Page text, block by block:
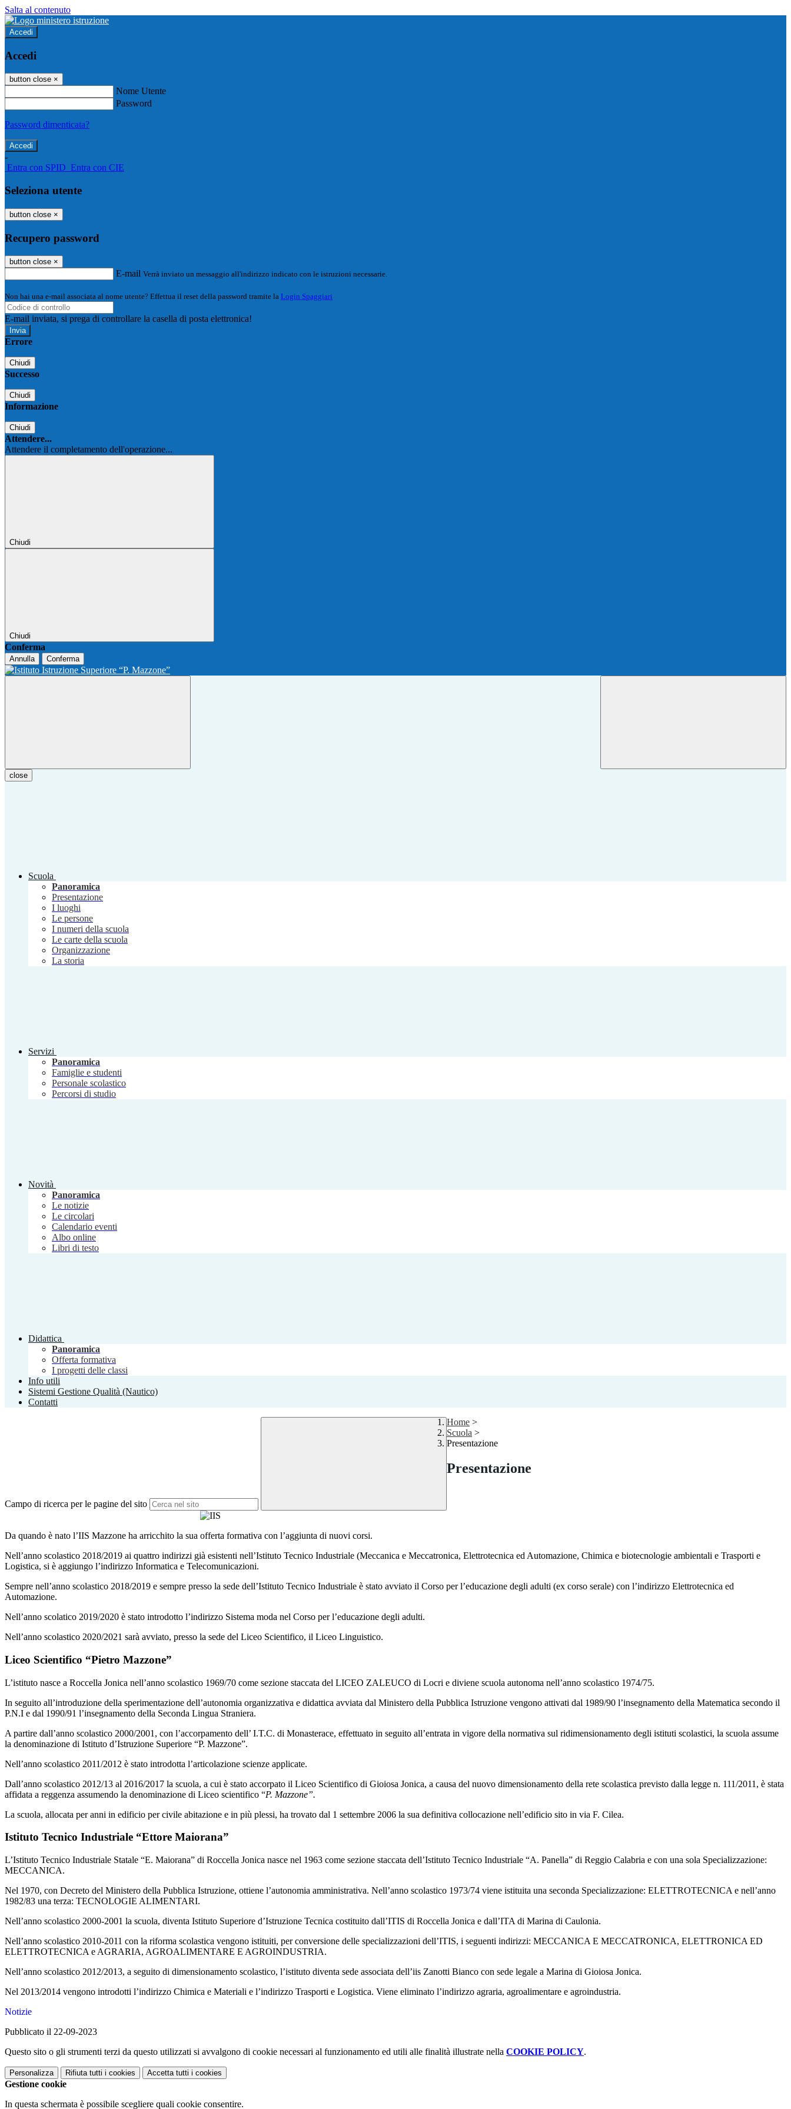
Salta al contenuto
Accedi
Accedi
button close ×
Nome Utente
Password
Password dimenticata?
-
Entra con SPID Entra con CIE
Seleziona utente
button close ×
Recupero password
button close ×
E-mail Verrà inviato un messaggio all'indirizzo indicato con le istruzioni necessarie.
Non hai una e-mail associata al nome utente? Effettua il reset della password tramite la Login Spaggiari
E-mail inviata, si prega di controllare la casella di posta elettronica!
Errore
Chiudi
Successo
Chiudi
Informazione
Chiudi
Attendere...
Attendere il completamento dell'operazione...
Chiudi
Chiudi
Conferma
Annulla Conferma
close
Scuola
Panoramica
Presentazione
I luoghi
Le persone
I numeri della scuola
Le carte della scuola
Organizzazione
La storia
Servizi
Panoramica
Famiglie e studenti
Personale scolastico
Percorsi di studio
Novità
Panoramica
Le notizie
Le circolari
Calendario eventi
Albo online
Libri di testo
Didattica
Panoramica
Offerta formativa
I progetti delle classi
Info utili
Sistemi Gestione Qualità (Nautico)
Contatti
Campo di ricerca per le pagine del sito
Home >
Scuola >
Presentazione
Presentazione
Da quando è nato l’IIS Mazzone ha arricchito la sua offerta formativa con l’aggiunta di nuovi corsi.
Nell’anno scolastico 2018/2019 ai quattro indirizzi già esistenti nell’Istituto Tecnico Industriale (Meccanica e Meccatronica, Elettrotecnica ed Automazione, Chimica e biotecnologie ambientali e Trasporti e
Logistica, si è aggiungo l’indirizzo Informatica e Telecomunicazioni.
Sempre nell’anno scolastico 2018/2019 e sempre presso la sede dell’Istituto Tecnico Industriale è stato avviato il Corso per l’educazione degli adulti (ex corso serale) con l’indirizzo Elettrotecnica ed
Automazione.
Nell’anno scolatico 2019/2020 è stato introdotto l’indirizzo Sistema moda nel Corso per l’educazione degli adulti.
Nell’anno scolastico 2020/2021 sarà avviato, presso la sede del Liceo Scientifico, il Liceo Linguistico.
Liceo Scientifico “Pietro Mazzone”
L’istituto nasce a Roccella Jonica nell’anno scolastico 1969/70 come sezione staccata del LICEO ZALEUCO di Locri e diviene scuola autonoma nell’anno scolastico 1974/75.
In seguito all’introduzione della sperimentazione dell’autonomia organizzativa e didattica avviata dal Ministero della Pubblica Istruzione vengono attivati dal 1989/90 l’insegnamento della Matematica secondo il
P.N.I e dal 1990/91 l’insegnamento della Seconda Lingua Straniera.
A partire dall’anno scolastico 2000/2001, con l’accorpamento dell’ I.T.C. di Monasterace, effettuato in seguito all’entrata in vigore della normativa sul ridimensionamento degli istituti scolastici, la scuola assume
la denominazione di Istituto d’Istruzione Superiore “P. Mazzone”.
Nell’anno scolastico 2011/2012 è stato introdotta l’articolazione scienze applicate.
Dall’anno scolastico 2012/13 al 2016/2017 la scuola, a cui è stato accorpato il Liceo Scientifico di Gioiosa Jonica, a causa del nuovo dimensionamento della rete scolastica previsto dalla legge n. 111/2011, è stata
affidata a reggenza assumendo la denominazione di Liceo scientifico “P. Mazzone”.
La scuola, allocata per anni in edificio per civile abitazione e in più plessi, ha trovato dal 1 settembre 2006 la sua definitiva collocazione nell’edificio sito in via F. Cilea.
Istituto Tecnico Industriale “Ettore Maiorana”
L’Istituto Tecnico Industriale Statale “E. Maiorana” di Roccella Jonica nasce nel 1963 come sezione staccata dell’Istituto Tecnico Industriale “A. Panella” di Reggio Calabria e con una sola Specializzazione:
MECCANICA.
Nel 1970, con Decreto del Ministero della Pubblica Istruzione, ottiene l’autonomia amministrativa. Nell’anno scolastico 1973/74 viene istituita una seconda Specializzazione: ELETTROTECNICA e nell’anno
1982/83 una terza: TECNOLOGIE ALIMENTARI.
Nell’anno scolastico 2000-2001 la scuola, diventa Istituto Superiore d’Istruzione Tecnica costituito dall’ITIS di Roccella Jonica e dall’ITA di Marina di Caulonia.
Nell’anno scolastico 2010-2011 con la riforma scolastica vengono istituiti, per conversione delle specializzazioni dell’ITIS, i seguenti indirizzi: MECCANICA E MECCATRONICA, ELETTRONICA ED
ELETTROTECNICA e AGRARIA, AGROALIMENTARE E AGROINDUSTRIA.
Nell’anno scolastico 2012/2013, a seguito di dimensionamento scolastico, l’istituto diventa sede associata dell’iis Zanotti Bianco con sede legale a Marina di Gioiosa Jonica.
Nel 2013/2014 vengono introdotti l’indirizzo Chimica e Materiali e l’indirizzo Trasporti e Logistica. Viene eliminato l’indirizzo agraria, agroalimentare e agroindustria.
Notizie
Pubblicato il 22-09-2023
Questo sito o gli strumenti terzi da questo utilizzati si avvalgono di cookie necessari al funzionamento ed utili alle finalità illustrate nella COOKIE POLICY.
Personalizza Rifiuta tutti i cookies Accetta tutti i cookies
Gestione cookie
In questa schermata è possibile scegliere quali cookie consentire.